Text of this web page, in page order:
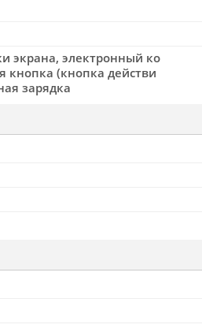
экрана, электронный ко
кнопка (кнопка действи
зарядка